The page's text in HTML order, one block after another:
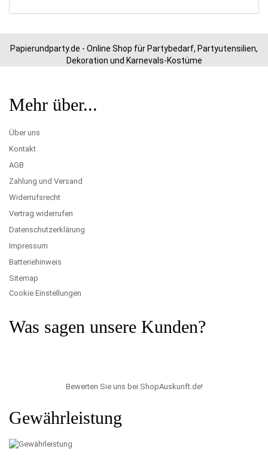
Papierundparty.de - Online Shop für Partybedarf, Partyutensilien,
Dekoration und Karnevals-Kostüme
Mehr über...
Über uns
Kontakt
AGB
Zahlung und Versand
Widerrufsrecht
Vertrag widerrufen
Datenschutzerklärung
Impressum
Batteriehinweis
Sitemap
Cookie Einstellungen
Was sagen unsere Kunden?
Bewerten Sie uns bei ShopAuskunft.de!
Gewährleistung